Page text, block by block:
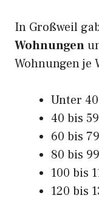
In Großweil
Wohnungen
Wohnungen je
Unter
40 bis
60 bis
80 bis
100 bis
120 bis